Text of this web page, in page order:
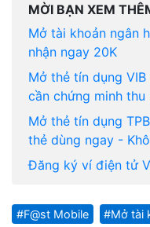
MỜI BẠN XEM
Mở tài khoản ngân
nhận ngay 20K
Mở thẻ tín dụng
cần chứng minh thu
Mở thẻ tín dụng
thẻ dùng ngay -
Đăng ký ví điện tử
F@st Mobile Mở tài